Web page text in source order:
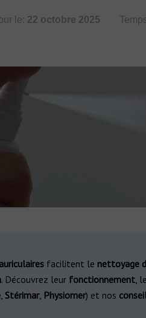
le: 22 octobre 2025
facilitent le nettoyage
. Découvrez leur fonctionnement,
, Stérimar, Physiomer) et nos